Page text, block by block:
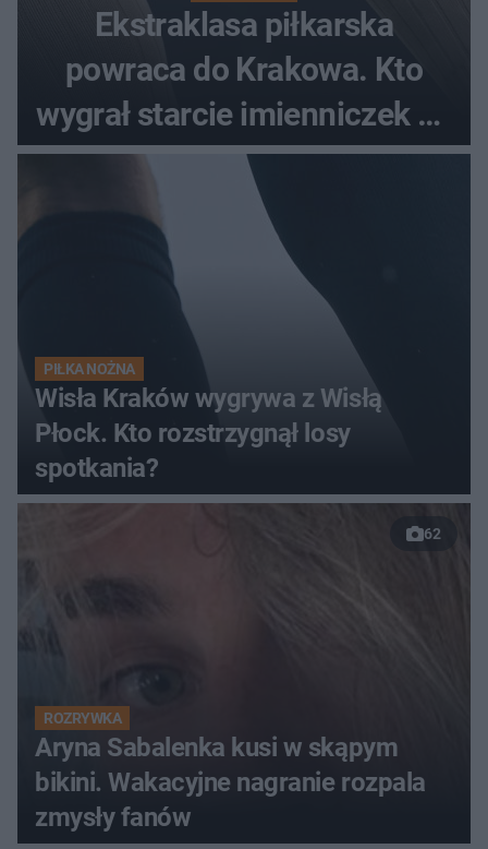
Ekstraklasa piłkarska
powraca do Krakowa. Kto
wygrał starcie imienniczek na
pełnym stadionie
PIŁKA NOŻNA
Wisła Kraków wygrywa z Wisłą
Płock. Kto rozstrzygnął losy
spotkania?
62
ROZRYWKA
Aryna Sabalenka kusi w skąpym
bikini. Wakacyjne nagranie rozpala
zmysły fanów